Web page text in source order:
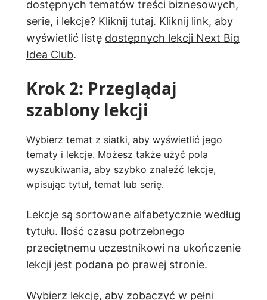
dostępnych tematów treści biznesowych,
serie, i lekcje? Kliknij tutaj. Kliknij link, aby
wyświetlić listę dostępnych lekcji Next Big
Idea Club.
Krok 2: Przeglądaj
szablony lekcji
Wybierz temat z siatki, aby wyświetlić jego
tematy i lekcje. Możesz także użyć pola
wyszukiwania, aby szybko znaleźć lekcje,
wpisując tytuł, temat lub serię.
Lekcje są sortowane alfabetycznie według
tytułu. Ilość czasu potrzebnego
przeciętnemu uczestnikowi na ukończenie
lekcji jest podana po prawej stronie.
Wybierz lekcję, aby zobaczyć w pełni